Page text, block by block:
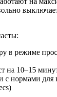
в режиме
на 10–15
с нормами для